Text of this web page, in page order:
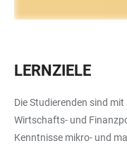
LERNZIELE
Die Studierenden sind
Wirtschafts- und
Kenntnisse mikro- und